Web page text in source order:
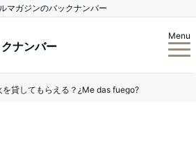
マガジンのバックナンバー
ナンバー
Menu
貸してもらえる？¿Me das fuego?